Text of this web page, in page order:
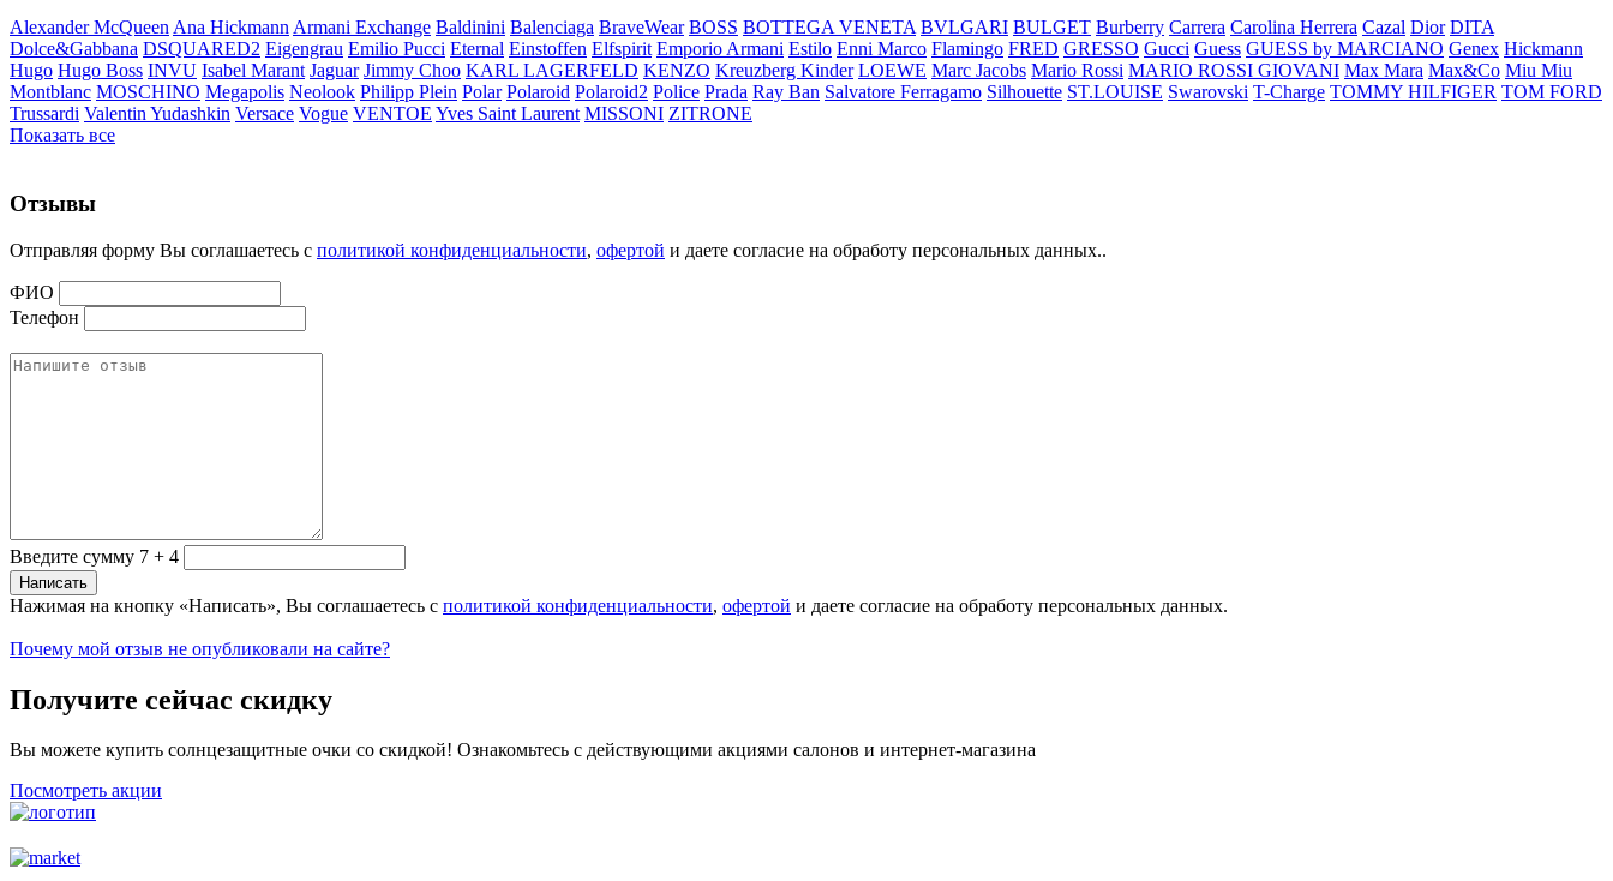
Alexander McQueen Ana Hickmann Armani Exchange Baldinini Balenciaga BraveWear BOSS BOTTEGA VENETA BVLGARI BULGET Burberry Carrera Carolina Herrera Cazal Dior DITA
Dolce&Gabbana DSQUARED2 Eigengrau Emilio Pucci Eternal Einstoffen Elfspirit Emporio Armani Estilo Enni Marco Flamingo FRED GRESSO Gucci Guess GUESS by MARCIANO Genex Hickmann
Hugo Hugo Boss INVU Isabel Marant Jaguar Jimmy Choo KARL LAGERFELD KENZO Kreuzberg Kinder LOEWE Marc Jacobs Mario Rossi MARIO ROSSI GIOVANI Max Mara Max&Co Miu Miu
Montblanc MOSCHINO Megapolis Neolook Philipp Plein Polar Polaroid Polaroid2 Police Prada Ray Ban Salvatore Ferragamo Silhouette ST.LOUISE Swarovski T-Charge TOMMY HILFIGER TOM FORD
Trussardi Valentin Yudashkin Versace Vogue VENTOE Yves Saint Laurent MISSONI ZITRONE
Показать все
Отзывы
Отправляя форму Вы соглашаетесь с политикой конфиденциальности, офертой и даете согласие на обработу персональных данных..
ФИО
Телефон
Введите сумму 7 + 4
Нажимая на кнопку «Написать», Вы соглашаетесь с политикой конфиденциальности, офертой и даете согласие на обработу персональных данных.
Почему мой отзыв не опубликовали на сайте?
Получите сейчас скидку
Вы можете купить солнцезащитные очки со скидкой! Ознакомьтесь с действующими акциями салонов и интернет-магазина
Посмотреть акции